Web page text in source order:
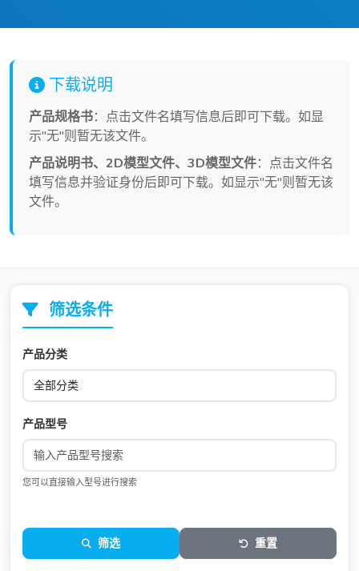
下载说明
产品规格书：点击文件名填写信息后即可下载。如显
示"无"则暂无该文件。
产品说明书、2D模型文件、3D模型文件：点击文件名
填写信息并验证身份后即可下载。如显示"无"则暂无该
文件。
筛选条件
产品分类
产品型号
您可以直接输入型号进行搜索
筛选 重置